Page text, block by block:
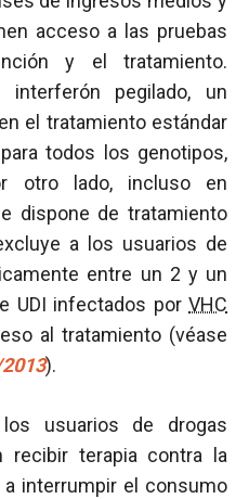
acceso a las pruebas
y el tratamiento.
pegilado, un
el tratamiento estándar
todos los genotipos,
otro lado, incluso en
dispone de tratamiento
a los usuarios de
entre un 2 y un
UDI infectados por VHC
al tratamiento (véase
).
usuarios de drogas
recibir terapia contra la
interrumpir el consumo